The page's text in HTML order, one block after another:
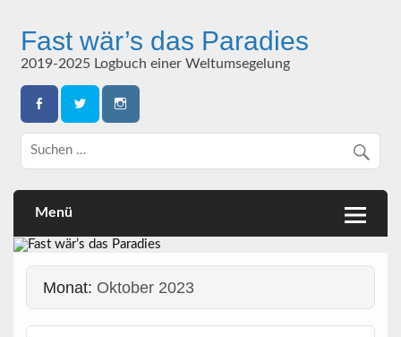
contentFast wär’s das Paradies
2019-2025 Logbuch einer Weltumsegelung
Menü
Monat: Oktober 2023